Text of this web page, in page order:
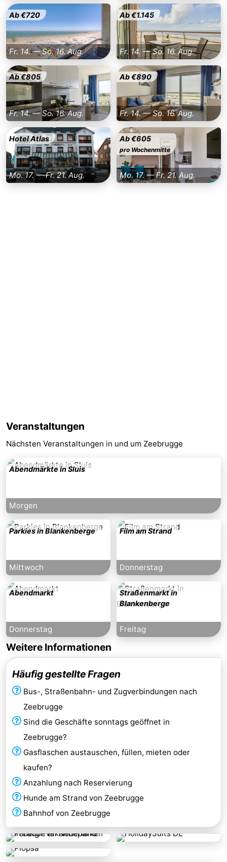
Ab €720
Fr. 14. — So. 16. Aug.
Ab €1.145
Fr. 14. — So. 16. Aug.
Ab €805
Fr. 14. — So. 16. Aug.
Ab €890
Fr. 14. — So. 16. Aug.
Hotel Atlas
Mo. 17. — Fr. 21. Aug.
Ab €605
pro Wochenmitte
Mo. 17. — Fr. 21. Aug.
Veranstaltungen
Nächsten Veranstaltungen in und um Zeebrugge
Abendmärkte in Sluis
Morgen
Parkies in Blankenberge
Mittwoch
Film am Strand
Donnerstag
Abendmarkt
Donnerstag
Straßenmarkt in
Blankenberge
Freitag
Weitere Informationen
Häufig gestellte Fragen
Bus-, Straßenbahn- und Zugverbindungen nach
Zeebrugge
Sind die Geschäfte sonntags geöffnet in
Zeebrugge?
Gasflaschen austauschen, füllen, mieten oder
kaufen?
Anzahlung nach Reservierung
Hunde am Strand von Zeebrugge
Bahnhof von Zeebrugge